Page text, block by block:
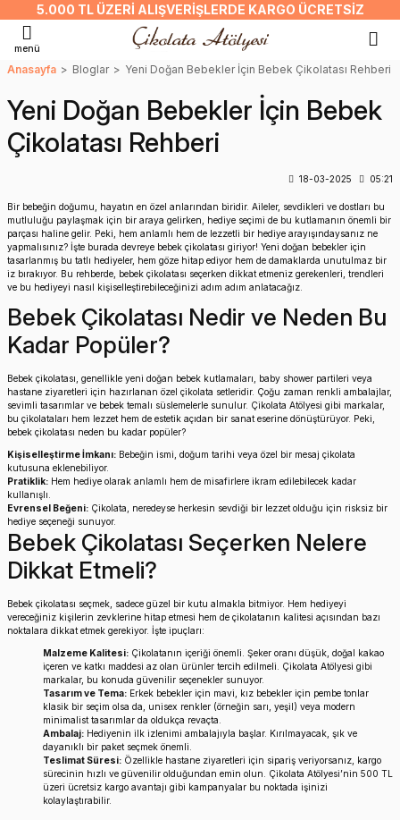
5.000 TL ÜZERI ALIŞVERIŞLERDE KARGO ÜCRETSIZ
menü
Geri Dön
Erkek Bebek Çikolatası
Metal Kutuda Erkek Bebek Çikolatası
Standlı Erkek Bebek Çikolatası
Ahşap-Cam Kutuda Erkek Bebek
Pleksi Kutuda Erkek Bebek Çikolatası
Erkek Bebek Kartlı Madlen Çikolataları
Kız Bebek Çikolatası
Metal Kutuda Kız Bebek Çikolatası
Standlı Kız Bebek Çikolatası
Ahşap-Cam Kutuda Kız Bebek
Pleksi Kutuda Kız Bebek Çikolatası
Kız Bebek Kartlı Madlen Çikolataları
Geri Dön
Erkek Bebek Hediyelikleri
Erkek Bebek Magnetleri
Erkek Bebek Kutulu Setler
Erkek Bebek Kolonya Şişeleri
Erkek Bebek Oda Kokuları
Erkek Bebek Anahtarlık
Erkek Bebek Çikolata Küpleri
Erkek Bebek El Aynası
Kız Bebek Hediyelikleri
Kız Bebek Magnetleri
Kız Bebek Kutulu Setler
Kız Bebek Kolonya Şişeleri
Kız Bebek Oda Kokuları
Kız Bebek Anahtarlık
Kız Bebek Çikolata Küpleri
Kız Bebek El Aynası
Mevlit Hediyelikleri
Erkek Bebek Mevlit Hediyelikleri
Geri Dön
Süsleri
Erkek Bebek Kapı Süsleri
Erkek Bebek Çerçeveli Kapı Süsleri
Erkek Bebek Ahşap Kapı Süsleri
Kız Bebek Kapı Süsleri
Kız Bebek Çerçeveli Kapı Süsleri
Kız Bebek Ahşap Kapı Süsleri
Geri Dön
Yastıkları
Erkek Bebek Takı Yastıkları
Erkek Bebek Takı Yastığı
Kız Bebek Takı Yastıkları
Kız Bebek Takı Yastığı
Geri Dön
Boy Kolonyalar
Boy Kolonyalar
Geri Dön
Erkek Bebek Setleri
Erkek Bebek Kampanyalı Setler
Kız Bebek Setleri
Kız Bebek Kampanyalı Setler
Anasayfa Bloglar Yeni Doğan Bebekler İçin Bebek Çikolatası Rehberi
Yeni Doğan Bebekler İçin Bebek
Çikolatası Rehberi
18-03-2025 05:21
Bir bebeğin doğumu, hayatın en özel anlarından biridir. Aileler, sevdikleri ve dostları bu
mutluluğu paylaşmak için bir araya gelirken, hediye seçimi de bu kutlamanın önemli bir
parçası haline gelir. Peki, hem anlamlı hem de lezzetli bir hediye arayışındaysanız ne
yapmalısınız? İşte burada devreye bebek çikolatası giriyor! Yeni doğan bebekler için
tasarlanmış bu tatlı hediyeler, hem göze hitap ediyor hem de damaklarda unutulmaz bir
iz bırakıyor. Bu rehberde, bebek çikolatası seçerken dikkat etmeniz gerekenleri, trendleri
ve bu hediyeyi nasıl kişiselleştirebileceğinizi adım adım anlatacağız.
Bebek Çikolatası Nedir ve Neden Bu
Kadar Popüler?
Bebek çikolatası, genellikle yeni doğan bebek kutlamaları, baby shower partileri veya
hastane ziyaretleri için hazırlanan özel çikolata setleridir. Çoğu zaman renkli ambalajlar,
sevimli tasarımlar ve bebek temalı süslemelerle sunulur. Çikolata Atölyesi gibi markalar,
bu çikolataları hem lezzet hem de estetik açıdan bir sanat eserine dönüştürüyor. Peki,
bebek çikolatası neden bu kadar popüler?
Kişiselleştirme İmkanı: Bebeğin ismi, doğum tarihi veya özel bir mesaj çikolata
kutusuna eklenebiliyor.
Pratiklik: Hem hediye olarak anlamlı hem de misafirlere ikram edilebilecek kadar
kullanışlı.
Evrensel Beğeni: Çikolata, neredeyse herkesin sevdiği bir lezzet olduğu için risksiz bir
hediye seçeneği sunuyor.
Bebek Çikolatası Seçerken Nelere
Dikkat Etmeli?
Bebek çikolatası seçmek, sadece güzel bir kutu almakla bitmiyor. Hem hediyeyi
vereceğiniz kişilerin zevklerine hitap etmesi hem de çikolatanın kalitesi açısından bazı
noktalara dikkat etmek gerekiyor. İşte ipuçları:
Malzeme Kalitesi: Çikolatanın içeriği önemli. Şeker oranı düşük, doğal kakao
içeren ve katkı maddesi az olan ürünler tercih edilmeli. Çikolata Atölyesi gibi
markalar, bu konuda güvenilir seçenekler sunuyor.
Tasarım ve Tema: Erkek bebekler için mavi, kız bebekler için pembe tonlar
klasik bir seçim olsa da, unisex renkler (örneğin sarı, yeşil) veya modern
minimalist tasarımlar da oldukça revaçta.
Ambalaj: Hediyenin ilk izlenimi ambalajıyla başlar. Kırılmayacak, şık ve
dayanıklı bir paket seçmek önemli.
Teslimat Süresi: Özellikle hastane ziyaretleri için sipariş veriyorsanız, kargo
sürecinin hızlı ve güvenilir olduğundan emin olun. Çikolata Atölyesi’nin 500 TL
üzeri ücretsiz kargo avantajı gibi kampanyalar bu noktada işinizi
kolaylaştırabilir.